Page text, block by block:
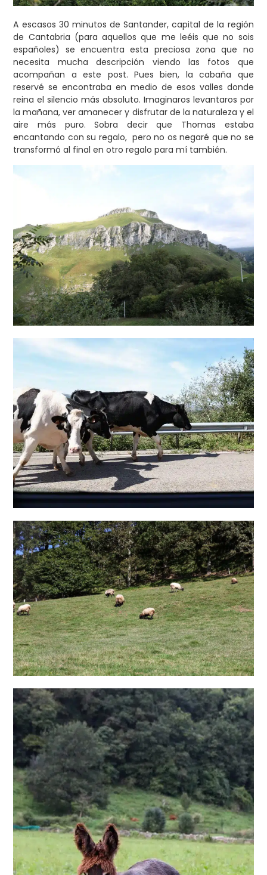
A escasos 30 minutos de Santander, capital de la región
de Cantabria (para aquellos que me leéis que no sois
españoles) se encuentra esta preciosa zona que no
necesita mucha descripción viendo las fotos que
acompañan a este post. Pues bien, la cabaña que
reservé se encontraba en medio de esos valles donde
reina el silencio más absoluto. Imaginaros levantaros por
la mañana, ver amanecer y disfrutar de la naturaleza y el
aire más puro. Sobra decir que Thomas estaba
encantando con su regalo, pero no os negaré que no se
transformó al final en otro regalo para mí también.